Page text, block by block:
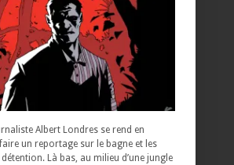
Albert Londres se rend en
un reportage sur le bagne et les
Là bas, au milieu d’une jungle